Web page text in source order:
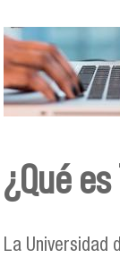
¿Qué
La Universidad